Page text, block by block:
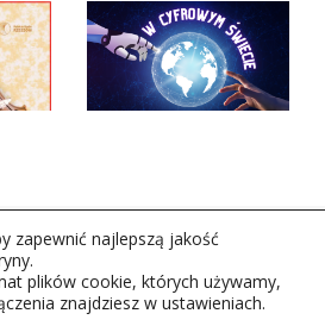
Rzeszów S.A. w likwidacj.
zapewnić najlepszą jakość
plików cookie, których używamy,
znajdziesz w ustawieniach.